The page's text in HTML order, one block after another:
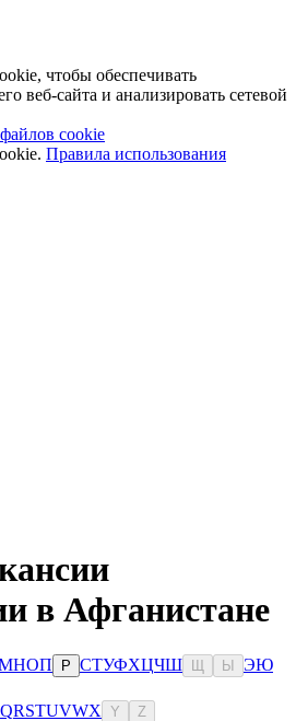
чтобы обеспечивать
веб-сайта и анализировать сетевой
cookie
Правила использования
в Афганистане
НОП Р СТУФХЦЧШ Ы ЭЮ
QRSTUVWX Y Z